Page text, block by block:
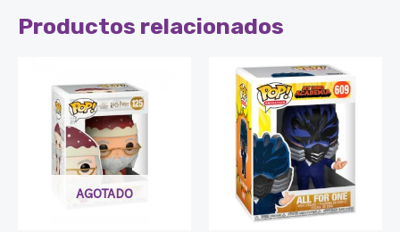
Productos relacionados
AGOTADO